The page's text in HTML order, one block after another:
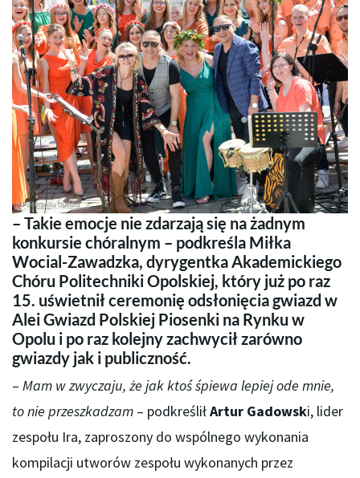
– Takie emocje nie zdarzają się na żadnym
konkursie chóralnym – podkreśla Miłka
Wocial-Zawadzka, dyrygentka Akademickiego
Chóru Politechniki Opolskiej, który już po raz
15. uświetnił ceremonię odsłonięcia gwiazd w
Alei Gwiazd Polskiej Piosenki na Rynku w
Opolu i po raz kolejny zachwycił zarówno
gwiazdy jak i publiczność.
– Mam w zwyczaju, że jak ktoś śpiewa lepiej ode mnie,
to nie przeszkadzam – podkreśliłArtur Gadowski, lider
zespołu Ira, zaproszony do wspólnego wykonania
kompilacji utworów zespołu wykonanych przez